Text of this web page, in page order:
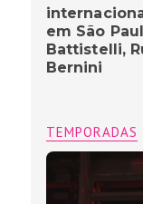
em São
Battistelli,
Bernini
TEMPORADAS